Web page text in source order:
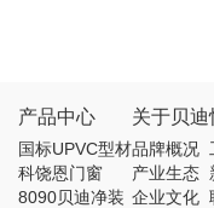
产品中心
国标UPVC型材
科饶恩门窗
8090贝迪净装
关于贝迪
品牌概况
产业生态
企业文化